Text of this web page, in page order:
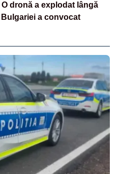
dronă a explodat lângă
a convocat